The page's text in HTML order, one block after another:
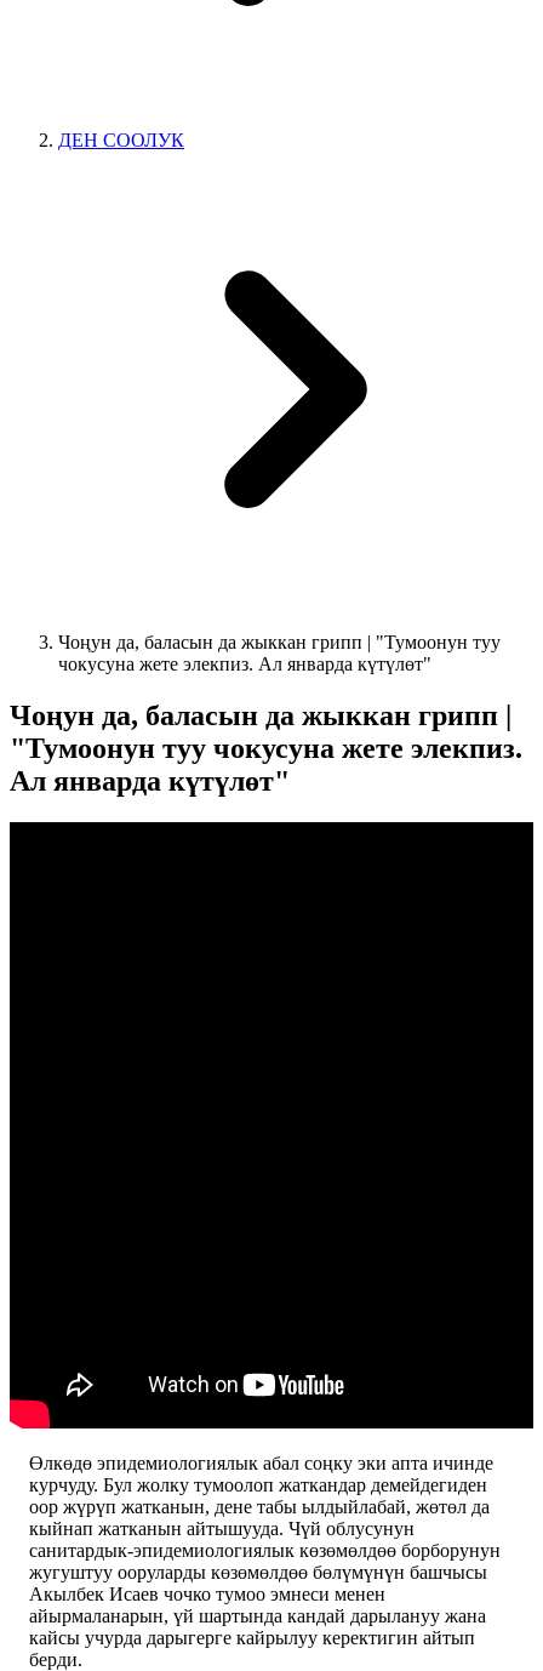
ДЕН СООЛУК
Чоңун да, баласын да жыккан грипп | "Тумоонун туу
чокусуна жете элекпиз. Ал январда күтүлөт"
Чоңун да, баласын да жыккан грипп |
"Тумоонун туу чокусуна жете элекпиз.
Ал январда күтүлөт"
Өлкөдө эпидемиологиялык абал соңку эки апта ичинде
курчуду. Бул жолку тумоолоп жаткандар демейдегиден
оор жүрүп жатканын, дене табы ылдыйлабай, жөтөл да
кыйнап жатканын айтышууда. Чүй облусунун
санитардык-эпидемиологиялык көзөмөлдөө борборунун
жугуштуу ооруларды көзөмөлдөө бөлүмүнүн башчысы
Акылбек Исаев чочко тумоо эмнеси менен
айырмаланарын, үй шартында кандай дарылануу жана
кайсы учурда дарыгерге кайрылуу керектигин айтып
берди.